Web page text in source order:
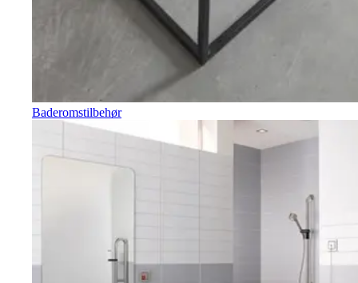
Baderomstilbehør